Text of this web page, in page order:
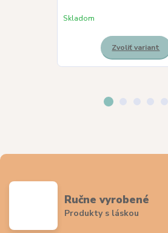
Skladom
Zvoliť variant
Ručne vyrobené
Produkty s láskou